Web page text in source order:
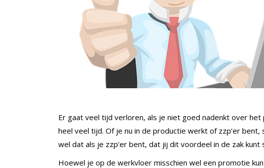
Er gaat veel tijd verloren, als je niet goed nadenkt over
heel veel tijd. Of je nu in de productie werkt of zzp’er
wel dat als je zzp’er bent, dat jij dit voordeel in de zak kunt
Hoewel je op de werkvloer misschien wel een promotie